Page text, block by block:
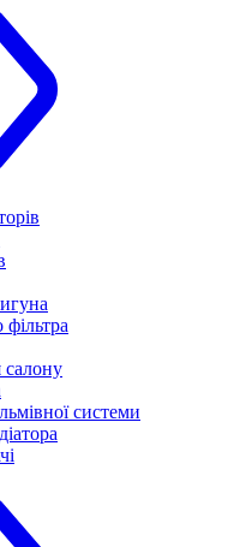
системи